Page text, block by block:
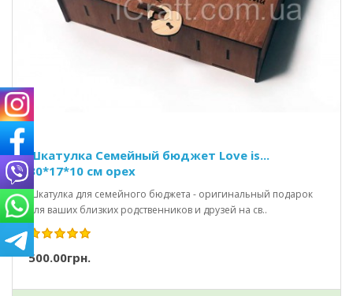
Шкатулка Семейный бюджет Love is...
30*17*10 см орех
Шкатулка для семейного бюджета - оригинальный подарок
для ваших близких родственников и друзей на св..
500.00грн.